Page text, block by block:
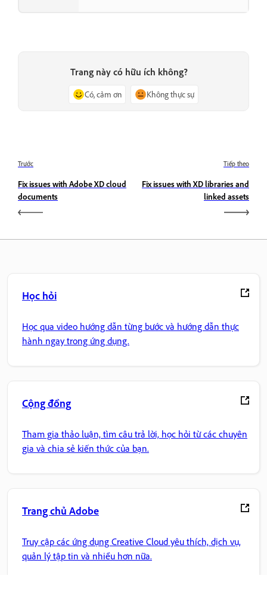
Trang này có hữu ích không?
Có, cảm ơn Không thực sự
Trước
Fix issues with Adobe XD cloud
documents
Tiếp theo
Fix issues with XD libraries and
linked assets
Học hỏi
Học qua video hướng dẫn từng bước và hướng dẫn thực
hành ngay trong ứng dụng.
Cộng đồng
Tham gia thảo luận, tìm câu trả lời, học hỏi từ các chuyên
gia và chia sẻ kiến thức của bạn.
Trang chủ Adobe
Truy cập các ứng dụng Creative Cloud yêu thích, dịch vụ,
quản lý tập tin và nhiều hơn nữa.